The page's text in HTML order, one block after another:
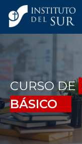
CURSO DE
BÁSICO